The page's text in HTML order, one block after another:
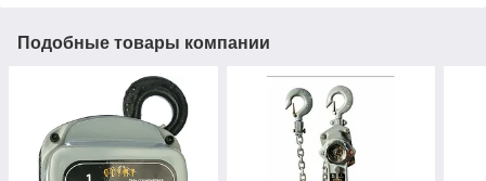
Подобные товары компании